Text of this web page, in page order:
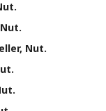
Nut.